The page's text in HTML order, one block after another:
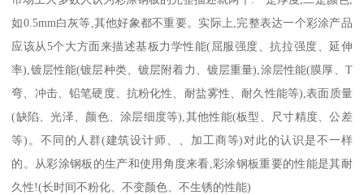
如0.5mm白灰等,其他好象都不重要。实际上,完整表达一个彩涂产品
应该从5个大方面来描述基板力学性能(屈服强度、抗拉强度、延伸
率),镀层性能(镀层种类、镀层附着力、镀层重量),涂层性能(膜厚、T
弯、冲击、铅笔硬度、抗粉化性、耐盐雾性、耐久性能等),表面质量
(缺陷、光泽、颜色、涂层细度等),其他性能(板型、尺寸精度、公差
等)。不同的人群(建筑设计师、、加工商等)对此的认识是不一样
的。从彩涂钢板的生产和使用角度来看,彩涂钢板重要的性能是其耐
久性!(长时间不粉化、不变颜色、不生锈的性能)